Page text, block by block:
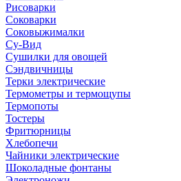
Рисоварки
Соковарки
Соковыжималки
Су-Вид
Сушилки для овощей
Сэндвичницы
Терки электрические
Термометры и термощупы
Термопоты
Тостеры
Фритюрницы
Хлебопечи
Чайники электрические
Шоколадные фонтаны